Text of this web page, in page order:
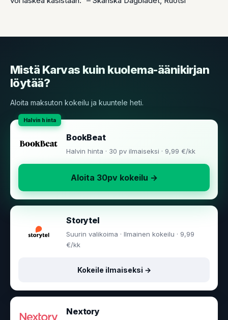
Mistä Karvas kuin kuolema-äänikirjan
löytää?
Aloita maksuton kokeilu ja kuuntele heti.
BookBeat
Halvin hinta · 30 pv ilmaiseksi · 9,99 €/kk
Aloita 30pv kokeilu →
Storytel
Suurin valikoima · Ilmainen kokeilu · 9,99
€/kk
Kokeile ilmaiseksi →
Nextory